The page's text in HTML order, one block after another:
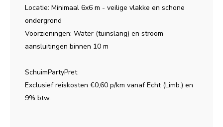
Locatie: Minimaal 6x6 m - veilige vlakke en schone
ondergrond
Voorzieningen: Water (tuinslang) en stroom
aansluitingen binnen 10 m
SchuimPartyPret
Exclusief reiskosten €0,60 p/km vanaf Echt (Limb.) en
9% btw.